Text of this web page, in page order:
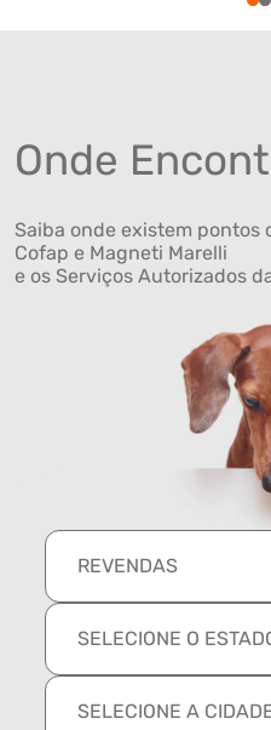
1
Onde
Saiba onde existem pontos
Cofap e Magneti Marelli
e os Serviços Autorizados
REVENDAS
SELECIONE O
SELECIONE A